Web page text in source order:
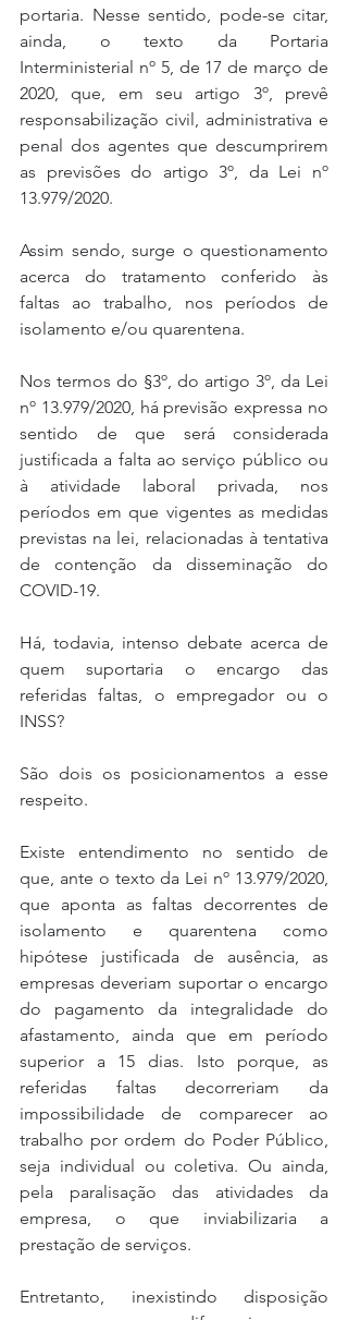
portaria. Nesse sentido, pode-se citar,
ainda, o texto da Portaria
Interministerial nº 5, de 17 de março de
2020, que, em seu artigo 3º, prevê
responsabilização civil, administrativa e
penal dos agentes que descumprirem
as previsões do artigo 3º, da Lei nº
13.979/2020.
Assim sendo, surge o questionamento
acerca do tratamento conferido às
faltas ao trabalho, nos períodos de
isolamento e/ou quarentena.
Nos termos do §3º, do artigo 3º, da Lei
nº 13.979/2020, há previsão expressa no
sentido de que será considerada
justificada a falta ao serviço público ou
à atividade laboral privada, nos
períodos em que vigentes as medidas
previstas na lei, relacionadas à tentativa
de contenção da disseminação do
COVID-19.
Há, todavia, intenso debate acerca de
quem suportaria o encargo das
referidas faltas, o empregador ou o
INSS?
São dois os posicionamentos a esse
respeito.
Existe entendimento no sentido de
que, ante o texto da Lei nº 13.979/2020,
que aponta as faltas decorrentes de
isolamento e quarentena como
hipótese justificada de ausência, as
empresas deveriam suportar o encargo
do pagamento da integralidade do
afastamento, ainda que em período
superior a 15 dias. Isto porque, as
referidas faltas decorreriam da
impossibilidade de comparecer ao
trabalho por ordem do Poder Público,
seja individual ou coletiva. Ou ainda,
pela paralisação das atividades da
empresa, o que inviabilizaria a
prestação de serviços.
Entretanto, inexistindo disposição